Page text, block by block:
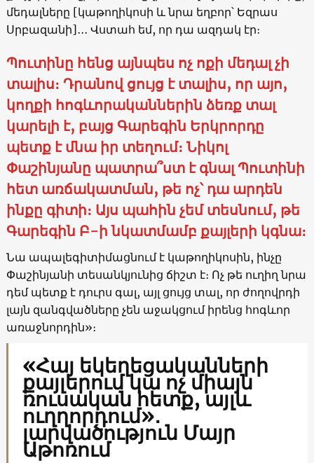
մեդալները [կաթողիկոսի և նրա եղբոր՝ Եզրաս
Սրբազանի]․․․ Վստահ եմ, որ դա ազդակ էր։
Պուտինը հենց այնպես ոչ ոքի մեդալ չի
տալիս։ Դրանով ցույց է տալիս, որ այո,
կողքի հոգևորականներին ձեռք տալ
կարելի է, բայց Գարեգին Երկրորդը
պետք է մնա իր տեղում։ Նիկոլ
Փաշինյանը պատրա՞ստ է գնալ Պուտինի
հետ առճակատման, թե ոչ՝ դա արդեն
ինքը գիտի։ Այս պահին չեմ տեսնում, թե
Գարեգին Բ-ի նկատմամբ քայլերի կգնա։
Նա ապալեգիտիմացնում է կաթողիկոսին, ինչը
Փաշինյանի տեսանկյունից ճիշտ է։ Ոչ թե ուղիղ նրա
դեմ պետք է դուրս գալ, այլ ցույց տալ, որ ժողովրդի
լայն զանգվածները չեն աջակցում իրենց հոգևոր
առաջնորդին»։
«Հայ եկեղեցականների
քայլերում կա ոչ միայն
ռուսական հետք, այլև
ուղղորդում»․
լարվածություն Մայր
Աթոռում